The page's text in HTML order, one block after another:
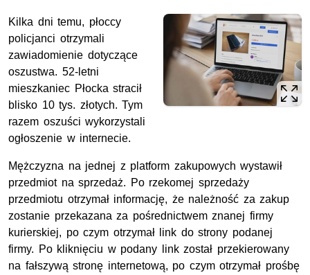
Kilka dni temu, płoccy
policjanci otrzymali
zawiadomienie dotyczące
oszustwa. 52-letni
mieszkaniec Płocka stracił
blisko 10 tys. złotych. Tym
razem oszuści wykorzystali
ogłoszenie w internecie.
Mężczyzna na jednej z platform zakupowych wystawił
przedmiot na sprzedaż. Po rzekomej sprzedaży
przedmiotu otrzymał informację, że należność za zakup
zostanie przekazana za pośrednictwem znanej firmy
kurierskiej, po czym otrzymał link do strony podanej
firmy. Po kliknięciu w podany link został przekierowany
na fałszywą stronę internetową, po czym otrzymał prośbę